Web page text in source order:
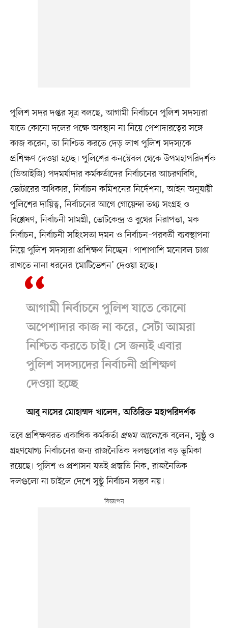
পুলিশ সদর দপ্তর সূত্র বলছে, আগামী নির্বাচনে পুলিশ সদস্যরা
যাতে কোনো দলের পক্ষে অবস্থান না নিয়ে পেশাদারত্বের সঙ্গে
কাজ করেন, তা নিশ্চিত করতে দেড় লাখ পুলিশ সদস্যকে
প্রশিক্ষণ দেওয়া হচ্ছে। পুলিশের কনস্টেবল থেকে উপমহাপরিদর্শক
(ডিআইজি) পদমর্যাদার কর্মকর্তাদের নির্বাচনের আচরণবিধি,
ভোটারের অধিকার, নির্বাচন কমিশনের নির্দেশনা, আইন অনুযায়ী
পুলিশের দায়িত্ব, নির্বাচনের আগে গোয়েন্দা তথ্য সংগ্রহ ও
বিশ্লেষণ, নির্বাচনী সামগ্রী, ভোটকেন্দ্র ও বুথের নিরাপত্তা, মক
নির্বাচন, নির্বাচনী সহিংসতা দমন ও নির্বাচন–পরবর্তী ব্যবস্থাপনা
নিয়ে পুলিশ সদস্যরা প্রশিক্ষণ নিচ্ছেন। পাশাপাশি মনোবল চাঙা
রাখতে নানা ধরনের ‘মোটিভেশন’ দেওয়া হচ্ছে।
আগামী নির্বাচনে পুলিশ যাতে কোনো
অপেশাদার কাজ না করে, সেটা আমরা
নিশ্চিত করতে চাই। সে জন্যই এবার
পুলিশ সদস্যদের নির্বাচনী প্রশিক্ষণ
দেওয়া হচ্ছে
আবু নাসের মোহাম্মদ খালেদ, অতিরিক্ত মহাপরিদর্শক
তবে প্রশিক্ষণরত একাধিক কর্মকর্তা প্রথম আলোকে বলেন, সুষ্ঠু ও
গ্রহণযোগ্য নির্বাচনের জন্য রাজনৈতিক দলগুলোর বড় ভূমিকা
রয়েছে। পুলিশ ও প্রশাসন যতই প্রস্তুতি নিক, রাজনৈতিক
দলগুলো না চাইলে দেশে সুষ্ঠু নির্বাচন সম্ভব নয়।